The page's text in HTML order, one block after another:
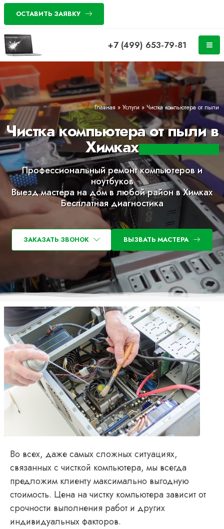
ОСТАВИТЬ ЗАЯВКУ
+7 (499) 653-79-81
Главная » Услуги » Чистка компьютера от пыли
Чистка компьютера от пыли в
Химках
Профессиональный ремонт компьютеров и
ноутбуков
Выезд мастера на дом в любой район в Химках
Бесплатная диагностика
ЗАКАЗАТЬ ЗВОНОК ВЫЗВАТЬ МАСТЕРА
Во всех, даже самых сложных ситуациях,
связанных с чисткой компьютера, мы всегда
предложим клиенту максимально выгодную
стоимость. Цена на чистку компьютера зависит от
срочности выполнения работ и других
индивидуальных факторов.